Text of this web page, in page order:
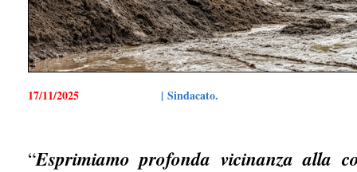
17/11/2025 | Sindacato.
“Esprimiamo profonda vicinanza alla